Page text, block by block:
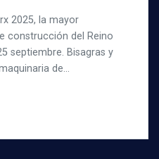
2025, la mayor
construcción del Reino
septiembre. Bisagras y
de